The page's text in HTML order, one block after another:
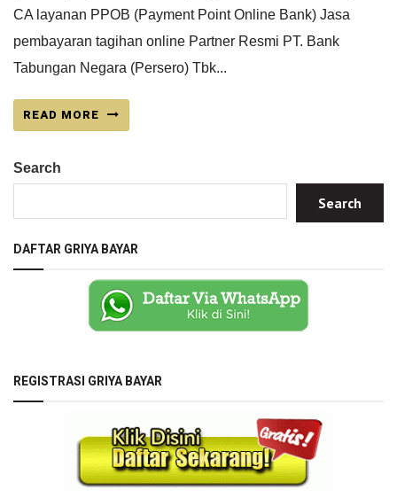
CA layanan PPOB (Payment Point Online Bank) Jasa
pembayaran tagihan online Partner Resmi PT. Bank
Tabungan Negara (Persero) Tbk...
READ MORE
Search
Search
DAFTAR GRIYA BAYAR
REGISTRASI GRIYA BAYAR